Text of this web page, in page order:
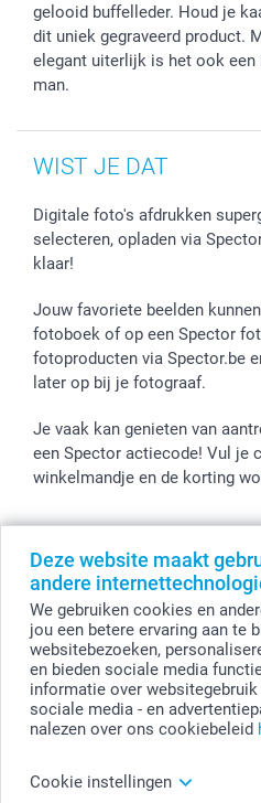
Deze website maakt
andere
We gebruiken cookies en
jou een betere ervaring aan te
websitebezoeken,
en bieden sociale media
informatie over
sociale media - en
nalezen over ons cookiebeleid
Cookie instellingen
Personaliseer je Leren
gelooid buffelleder. Houd je
dit uniek gegraveerd product.
elegant uiterlijk is het ook een
man.
WIST JE DAT
Digitale foto's afdrukken
selecteren, opladen via
klaar!
Jouw favoriete beelden
fotoboek of op een Spector
fotoproducten via Spector.be
later op bij je fotograaf.
Je vaak kan genieten van
een Spector actiecode! Vul je
winkelmandje en de korting
© smartphoto group. Alle
smartphoto group NV.
Kwatrechtsteenweg 160, 9230
BTW-nummer BE 0405.706.755
Ondernemingsnummer
Bankgegevens: IBAN BE71 2850
Alle prijzen zijn in EURO (€) inclusief